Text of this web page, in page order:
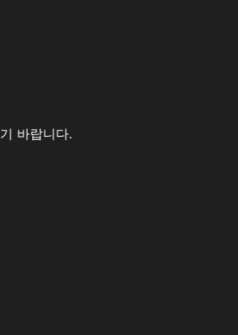
바랍니다.